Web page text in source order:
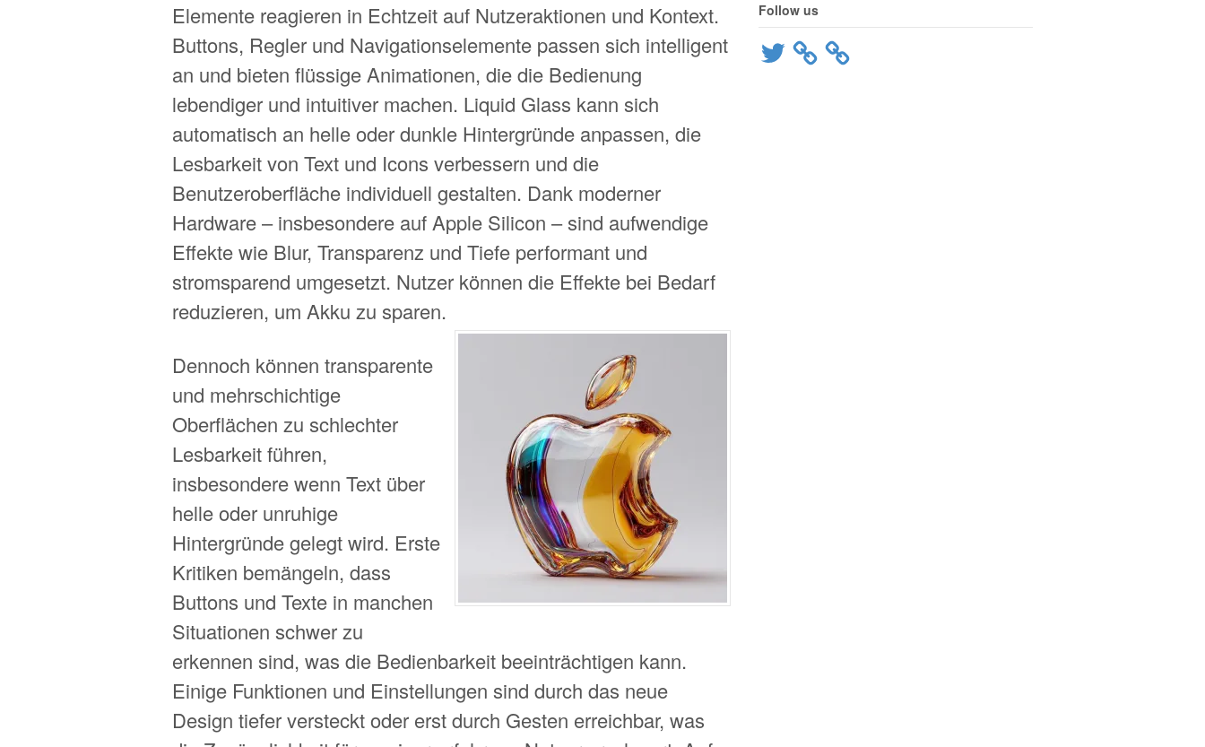
Elemente reagieren in Echtzeit auf Nutzeraktionen und Kontext.
Buttons, Regler und Navigationselemente passen sich intelligent
an und bieten flüssige Animationen, die die Bedienung
lebendiger und intuitiver machen. Liquid Glass kann sich
automatisch an helle oder dunkle Hintergründe anpassen, die
Lesbarkeit von Text und Icons verbessern und die
Benutzeroberfläche individuell gestalten. Dank moderner
Hardware – insbesondere auf Apple Silicon – sind aufwendige
Effekte wie Blur, Transparenz und Tiefe performant und
stromsparend umgesetzt. Nutzer können die Effekte bei Bedarf
reduzieren, um Akku zu sparen.
Dennoch können transparente
und mehrschichtige
Oberflächen zu schlechter
Lesbarkeit führen,
insbesondere wenn Text über
helle oder unruhige
Hintergründe gelegt wird. Erste
Kritiken bemängeln, dass
Buttons und Texte in manchen
Situationen schwer zu
erkennen sind, was die Bedienbarkeit beeinträchtigen kann.
Einige Funktionen und Einstellungen sind durch das neue
Design tiefer versteckt oder erst durch Gesten erreichbar, was
Follow us
Twitter